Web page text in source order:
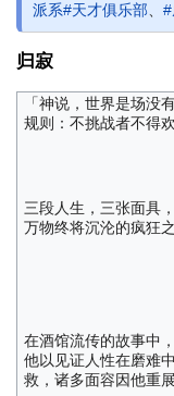
派系#天才俱乐部
#
归寂
「神说，世界是场没
规则：不挑战者不得欢
三段人生，三张面具
万物终将沉沦的疯狂
在酒馆流传的故事中
他以见证人性在磨难
救，诸多面容因他重展